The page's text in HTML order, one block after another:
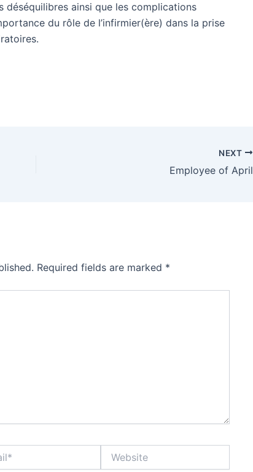
déséquilibres ainsi que les complications
du rôle de l’infirmier(ère) dans la prise
NEXT
Employee of April
Required fields are marked *